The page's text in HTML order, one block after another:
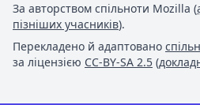
За авторством спільноти Mozilla (
пізніших учасників).
Перекладено й адаптовано
за ліцензією CC-BY-SA 2.5 (